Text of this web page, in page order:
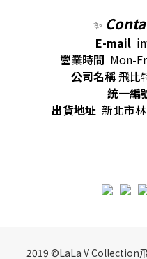
✨
E-mail
營業時間 Mon-
公司名稱飛比
統一編
出貨地址 新北市
2019 ©LaLa V Collection